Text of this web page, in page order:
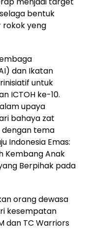
bentuk
rokok yeng
dan Ikatan
untuk
ICTOH ke-10.
upaya
bahaya zat
dengan tema
Indonesia Emas:
Kembang Anak
Berpihak pada
orang dewasa
kesempatan
dan TC Warriors